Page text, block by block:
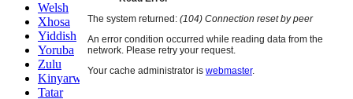
Welsh
Xhosa
Yiddish
Yoruba
Zulu
Kinyarwanda
Tatar